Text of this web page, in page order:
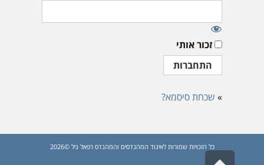
זכור אותי
» שכחת סיסמא?
כל הזכויות שמורות לאיגוד המהנדסים והמהנדס רפאל גיל ©2026